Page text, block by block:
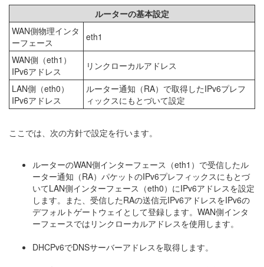
ルーターの基本設定
WAN側物理インタ
ーフェース
eth1
WAN側（eth1）
IPv6アドレス
リンクローカルアドレス
LAN側（eth0）
IPv6アドレス
ルーター通知（RA）で取得したIPv6プレフ
ィックスにもとづいて設定
ここでは、次の方針で設定を行います。
ルーターのWAN側インターフェース（eth1）で受信したル
ーター通知（RA）パケットのIPv6プレフィックスにもとづ
いてLAN側インターフェース（eth0）にIPv6アドレスを設定
します。また、受信したRAの送信元IPv6アドレスをIPv6の
デフォルトゲートウェイとして登録します。WAN側インタ
ーフェースではリンクローカルアドレスを使用します。
DHCPv6でDNSサーバーアドレスを取得します。